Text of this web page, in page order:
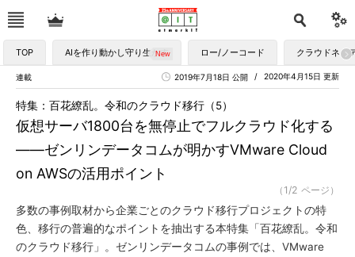
TOP AIを作り動かし守り生かす ロー/ノーコード クラウドネイ
連載 2020年4月15日 更新
2019年7月18日 公開
仮想サーバ1800台を無停止でフルクラウド化する
――ゼンリンデータコムが明かすVMware Cloud
on AWSの活用ポイント
特集：百花繚乱。令和のクラウド移行（5）
（1/2 ページ）
多数の事例取材から企業ごとのクラウド移行プロジェクトの特
色、移行の普遍的なポイントを抽出する本特集「百花繚乱。令和
のクラウド移行」。ゼンリンデータコムの事例では、VMware